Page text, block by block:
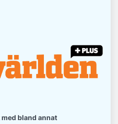
bland annat